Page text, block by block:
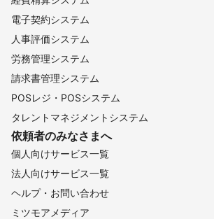
電子契約システム
人事評価システム
労務管理システム
請求書管理システム
POSレジ・POSシステム
タレントマネジメントシステム
依頼者のみなさまへ
個人向けサービス一覧
法人向けサービス一覧
ヘルプ・お問い合わせ
ミツモアメディア